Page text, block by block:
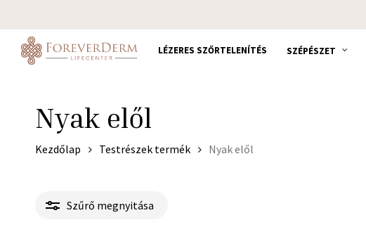
to
main
content
LÉZERES SZŐRTELENÍTÉS SZÉPÉSZET
Nyak elől
Kezdőlap Testrészek termék Nyak elől
Szűrő megnyitása